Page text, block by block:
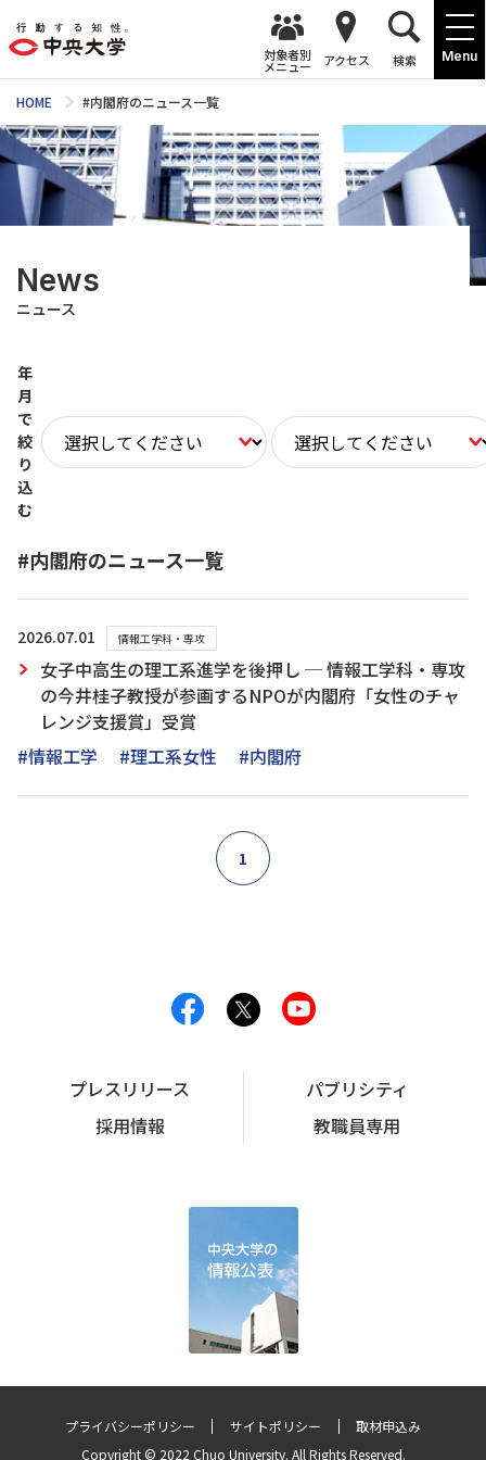
Menu
対象者別
メニュー アクセス 検索
HOME #内閣府のニュース一覧
News
ニュース
年
月
で
絞
り
込
む
#内閣府のニュース一覧
2026.07.01 情報工学科・専攻
女子中高生の理工系進学を後押し ─ 情報工学科・専攻
の今井桂子教授が参画するNPOが内閣府「女性のチャ
レンジ支援賞」受賞
#情報工学
#理工系女性 #内閣府
1
プレスリリース
パブリシティ
採用情報
教職員専用
プライバシーポリシー サイトポリシー
取材申込み
Copyright © 2022 Chuo University. All Rights Reserved.